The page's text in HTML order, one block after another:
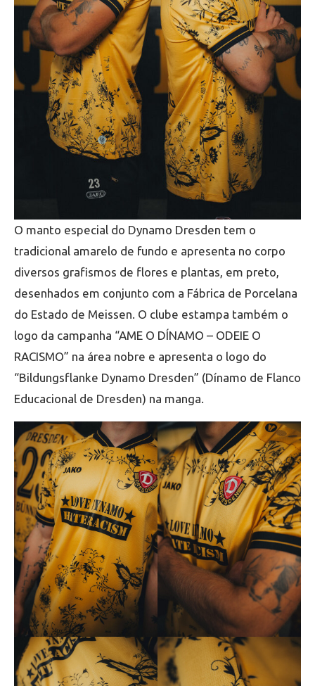
O manto especial do Dynamo Dresden tem o
tradicional amarelo de fundo e apresenta no corpo
diversos grafismos de flores e plantas, em preto,
desenhados em conjunto com a Fábrica de Porcelana
do Estado de Meissen. O clube estampa também o
logo da campanha “AME O DÍNAMO – ODEIE O
RACISMO” na área nobre e apresenta o logo do
“Bildungsflanke Dynamo Dresden” (Dínamo de Flanco
Educacional de Dresden) na manga.